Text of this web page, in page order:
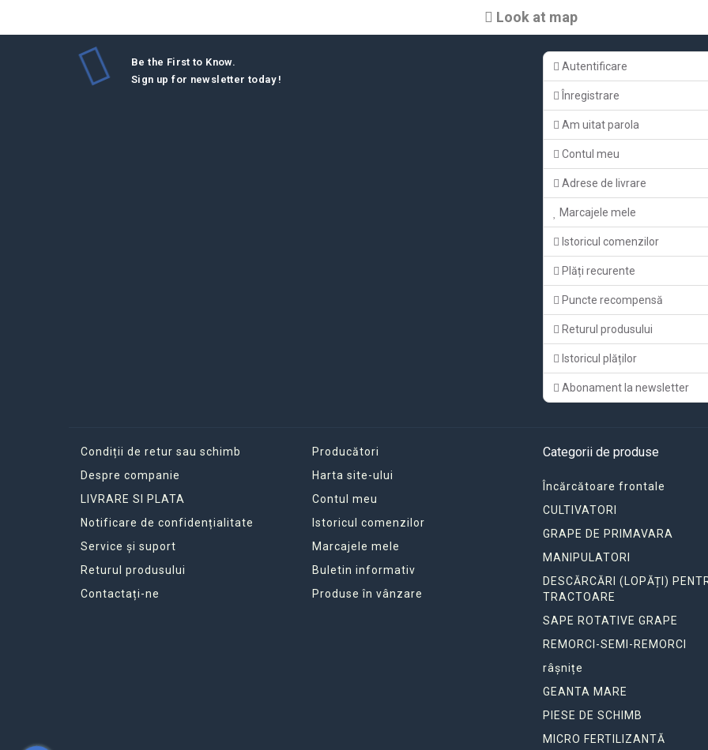
Look at map
Be the First to Know.
Sign up for newsletter today !
Autentificare
Înregistrare
Am uitat parola
Contul meu
Adrese de livrare
Marcajele mele
Istoricul comenzilor
Plăți recurente
Puncte recompensă
Returul produsului
Istoricul plăților
Abonament la newsletter
Condiții de retur sau schimb
Despre companie
LIVRARE SI PLATA
Notificare de confidențialitate
Service și suport
Returul produsului
Contactați-ne
Producători
Harta site-ului
Contul meu
Istoricul comenzilor
Marcajele mele
Buletin informativ
Produse în vânzare
Categorii de produse
Încărcătoare frontale
CULTIVATORI
GRAPE DE PRIMAVARA
MANIPULATORI
DESCĂRCĂRI (LOPĂȚI)
TRACTOARE
SAPE ROTATIVE GRAPE
REMORCI-SEMI-REMORCI
râșnițe
GEANTA MARE
PIESE DE SCHIMB
MICRO FERTILIZANTĂ